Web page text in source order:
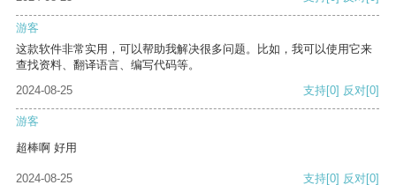
游客
这款软件非常实用，可以帮助我解决很多问题。比如，我可以使用它来
查找资料、翻译语言、编写代码等。
2024-08-25
支持[0] 反对[0]
游客
超棒啊 好用
2024-08-25 支持[0] 反对[0]